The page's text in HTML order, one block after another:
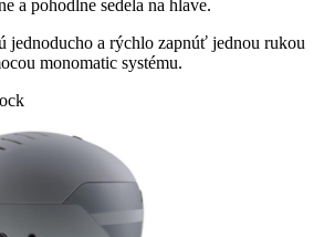
a pohodlne sedela na hlave.
jednoducho a rýchlo zapnúť jednou rukou
monomatic systému.